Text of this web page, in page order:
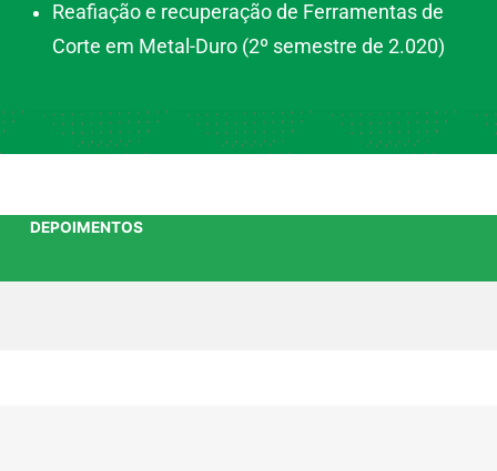
Reafiação e recuperação de Ferramentas de
Corte em Metal-Duro (2º semestre de 2.020)
DEPOIMENTOS